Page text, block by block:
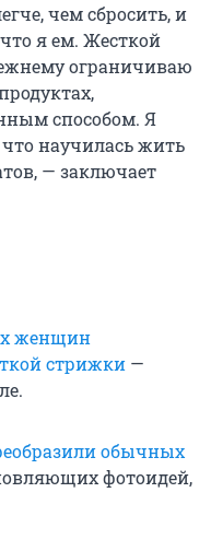
чем сбросить, и
я ем. Жесткой
ограничиваю
способом. Я
научилась жить
— заключает
женщин
стрижки —
обычных
фотоидей,